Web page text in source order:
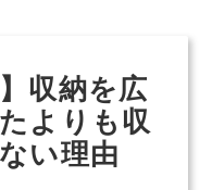
収納を広
よりも収
い理由